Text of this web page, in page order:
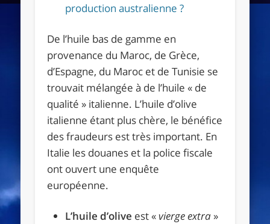
production australienne ?
De l’huile bas de gamme en
provenance du Maroc, de Grèce,
d’Espagne, du Maroc et de Tunisie se
trouvait mélangée à de l’huile « de
qualité » italienne. L’huile d’olive
italienne étant plus chère, le bénéfice
des fraudeurs est très important. En
Italie les douanes et la police fiscale
ont ouvert une enquête
européenne.
L’huile d’olive est «vierge extra »